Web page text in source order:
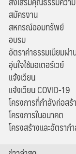
สมัครงาน
สหกรณ์ออมทรัพย์
อบรม
อัตราค่าธรรมเนียมผ่า
อุ่นใจใช้มอเตอร์เวย์
แจ้งเวียน
แจ้งเวียน COVID-19
โครงการที่กำลังก่อสร้
โครงการในอนาคต
โครงสร้างและอัตราก